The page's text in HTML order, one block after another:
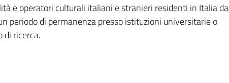
e operatori culturali italiani e stranieri residenti in Italia da
periodo di permanenza presso istituzioni universitarie o
di ricerca.